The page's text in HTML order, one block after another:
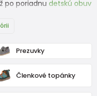
po poriadnu detskú obuv
nájdete na našej
bohužiaľ o niekoľko
ortopedickú vadu.
alebo kvalitnou obuvou,
Prezuvky
Členkové topánky